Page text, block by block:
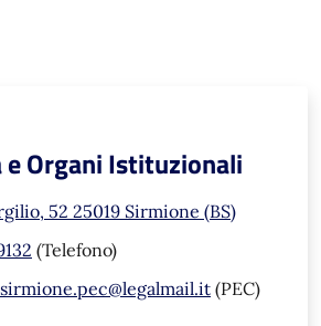
e Organi Istituzionali
52 25019 Sirmione (BS)
(Telefono)
(PEC)